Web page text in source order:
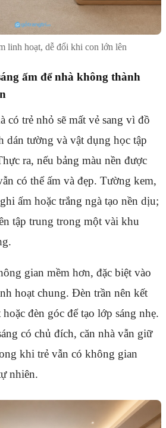
linh hoạt, dễ đổi khi con lớn lên
ấm để nhà không thành
có trẻ nhỏ sẽ mất vẻ sang vì đồ
dán tường và vật dụng học tập
ra, nếu bảng màu nền được
có thể ấm và đẹp. Tường kem,
ấm hoặc trắng ngà tạo nền dịu;
tập trung trong một vài khu
gian mềm hơn, đặc biệt vào
hoạt chung. Đèn trần nên kết
đèn góc để tạo lớp sáng nhẹ.
có chủ đích, căn nhà vẫn giữ
khi trẻ vẫn có không gian
nhiên.